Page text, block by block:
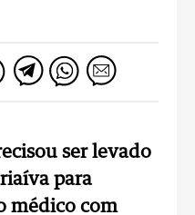
ser levado
para
médico com